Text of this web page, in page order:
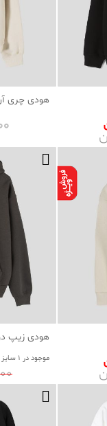
هودی چری
هودی زیپ
موجود در 1 سایز